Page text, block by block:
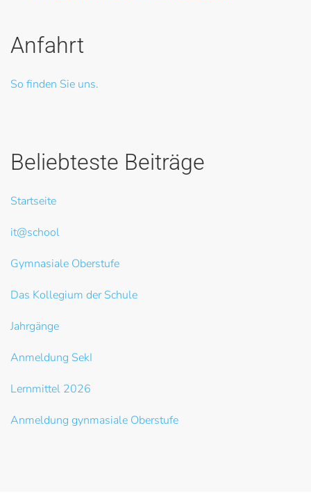
Anfahrt
So finden Sie uns.
Beliebteste Beiträge
Startseite
it@school
Gymnasiale Oberstufe
Das Kollegium der Schule
Jahrgänge
Anmeldung SekI
Lernmittel 2026
Anmeldung gynmasiale Oberstufe